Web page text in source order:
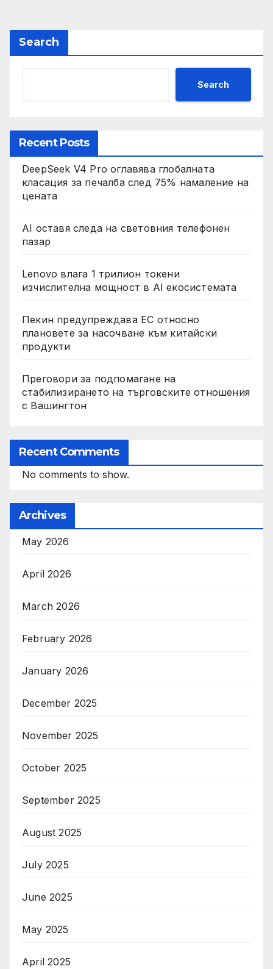
Search
Search
Recent Posts
DeepSeek V4 Pro оглавява глобалната
класация за печалба след 75% намаление на
цената
AI оставя следа на световния телефонен
пазар
Lenovo влага 1 трилион токени
изчислителна мощност в AI екосистемата
Пекин предупреждава ЕС относно
плановете за насочване към китайски
продукти
Преговори за подпомагане на
стабилизирането на търговските отношения
с Вашингтон
Recent Comments
No comments to show.
Archives
May 2026
April 2026
March 2026
February 2026
January 2026
December 2025
November 2025
October 2025
September 2025
August 2025
July 2025
June 2025
May 2025
April 2025